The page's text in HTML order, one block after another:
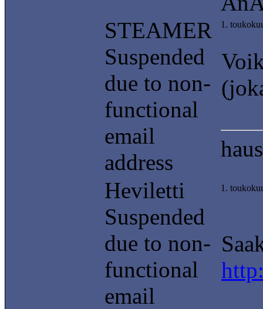
STEAMER
Suspended
due to non-
functional
email
address
1.
Heviletti
Suspended
due to non-
functional
email
1.